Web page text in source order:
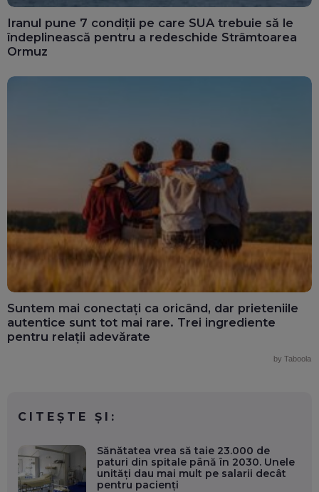
Iranul pune 7 condiții pe care SUA trebuie să le
îndeplinească pentru a redeschide Strâmtoarea
Ormuz
Suntem mai conectați ca oricând, dar prieteniile
autentice sunt tot mai rare. Trei ingrediente
pentru relații adevărate
by Taboola
CITEȘTE ȘI:
Sănătatea vrea să taie 23.000 de
paturi din spitale până în 2030. Unele
unități dau mai mult pe salarii decât
pentru pacienți